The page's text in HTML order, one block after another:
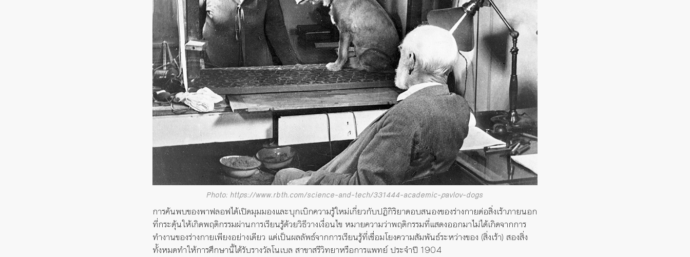
Photo: https://www.rbth.com/science-and-tech/331444-academic-pavlov-dogs
การค้นพบของพาฟลอฟได้เปิดมุมมองและบุกเบิกความรู้ใหม่เกี่ยวกับปฏิกิริยาตอบสนองของร่างกายต่อสิ่งเร้าภายนอก
ที่กระตุ้นให้เกิดพฤติกรรมผ่านการเรียนรู้ด้วยวิธีวางเงื่อนไข หมายความว่าพฤติกรรมที่แสดงออกมาไม่ได้เกิดจากการ
ทำงานของร่างกายเพียงอย่างเดียว แต่เป็นผลลัพธ์จากการเรียนรู้ที่เชื่อมโยงความสัมพันธ์ระหว่างของ (สิ่งเร้า) สองสิ่ง
ทั้งหมดทำให้การศึกษานี้ได้รับรางวัลโนเบล สาขาสรีวิทยาหรือการแพทย์ ประจำปี 1904